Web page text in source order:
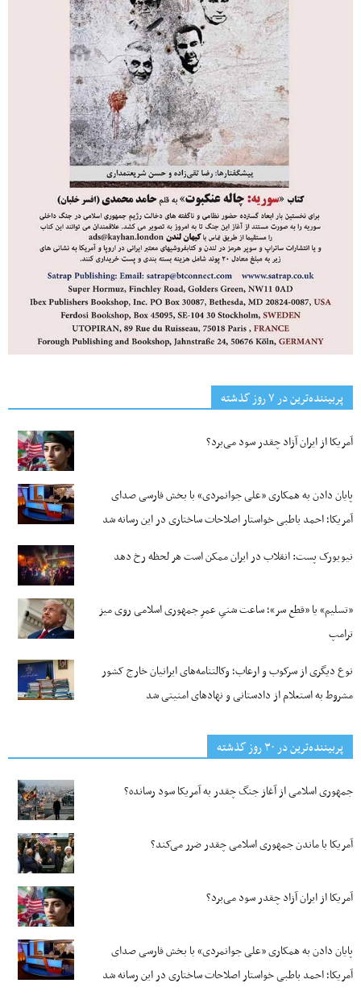
پربیننده‌ترین‌ در ۷ روز گذشته
آمریکا از ایران آزاد چقدر سود می‌برد؟
پایان دادن به همکاری «علی جوانمردی» با بخش فارسی صدای
آمریکا؛ احمد باطبی خواستار اصلاحات ساختاری در این رسانه شد
نیویورک پست: انقلاب در ایران ممکن است هر لحظه رخ دهد
«تسلیم» یا «قطع سر»؛ ساعت شنیِ عمرِ جمهوری اسلامی روی میز
ترامپ
نوع دیگری از سرکوب و ارعاب؛ وکالتنامه‌های ایرانیان خارج کشور
مشروط به استعلام از دادستانی و نهادهای امنیتی شد
پربیننده‌ترین‌ در ۳۰ روز گذشته
جمهوری اسلامی از آغاز جنگ چقدر به آمریکا سود رسانده؟
آمریکا با ماندن جمهوری اسلامی چقدر ضرر می‌کند؟
آمریکا از ایران آزاد چقدر سود می‌برد؟
پایان دادن به همکاری «علی جوانمردی» با بخش فارسی صدای
آمریکا؛ احمد باطبی خواستار اصلاحات ساختاری در این رسانه شد